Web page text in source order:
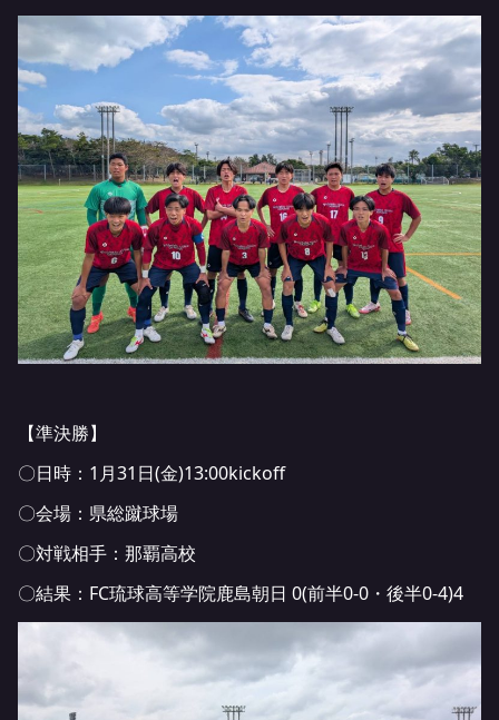
【準決勝】
〇日時：1月31日(金)13:00kickoff
〇会場：県総蹴球場
〇対戦相手：那覇高校
〇結果：FC琉球高等学院鹿島朝日 0(前半0-0・後半0-4)4